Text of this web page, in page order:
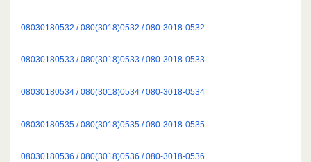
08030180532 / 080(3018)0532 / 080-3018-0532
08030180533 / 080(3018)0533 / 080-3018-0533
08030180534 / 080(3018)0534 / 080-3018-0534
08030180535 / 080(3018)0535 / 080-3018-0535
08030180536 / 080(3018)0536 / 080-3018-0536